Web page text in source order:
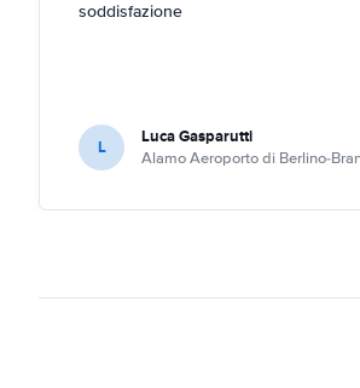
soddisfazione
L Luca Gasparutti
Alamo Aeroporto di Berlino-